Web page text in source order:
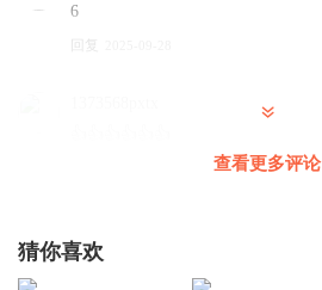
6
回复
查看更多评论
猜你喜欢